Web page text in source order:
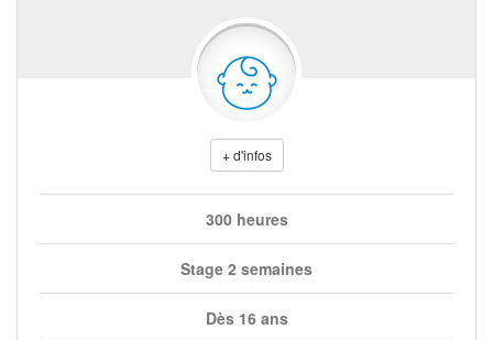
+ d'infos
300 heures
Stage 2 semaines
Dès 16 ans